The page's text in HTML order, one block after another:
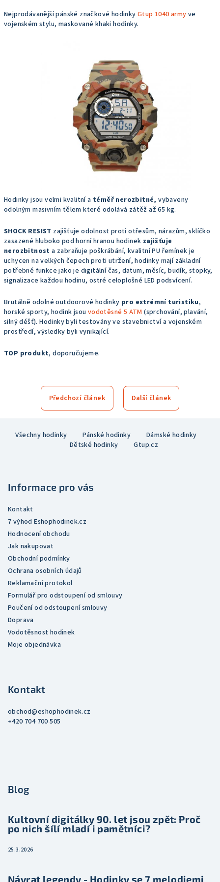
Nejprodávanější pánské značkové hodinky Gtup 1040 army ve
vojenském stylu, maskované khaki hodinky.
Hodinky jsou velmi kvalitní a téměř nerozbitné, vybaveny
odolným masivním tělem které odolává zátěž až 65 kg.
SHOCK RESIST zajišťuje odolnost proti otřesům, nárazům, sklíčko
zasazené hluboko pod horní hranou hodinek zajišťuje
nerozbitnost a zabraňuje poškrábání, kvalitní PU řemínek je
uchycen na velkých čepech proti utržení, hodinky mají základní
potřebné funkce jako je digitální čas, datum, měsíc, budík, stopky,
signalizace každou hodinu, ostré celoplošné LED podsvícení.
Brutálně odolné outdoorové hodinky pro extrémní turistiku,
horské sporty, hodink jsou vodotěsné 5 ATM (sprchování, plavání,
silný déšť). Hodinky byli testovány ve stavebnictví a vojenském
prostředí, výsledky byli vynikající.
TOP produkt, doporučujeme.
Předchozí článek Další článek
Všechny hodinky Pánské hodinky
Dámské hodinky
Dětské hodinky
Gtup.cz
Informace pro vás
Kontakt
7 výhod Eshophodinek.cz
Hodnocení obchodu
Jak nakupovat
Obchodní podmínky
Ochrana osobních údajů
Reklamační protokol
Formulář pro odstoupení od smlouvy
Poučení od odstoupení smlouvy
Doprava
Vodotěsnost hodinek
Moje objednávka
Kontakt
obchod@eshophodinek.cz
+420 704 700 505
Blog
Kultovní digitálky 90. let jsou zpět: Proč
po nich šílí mladí i pamětníci?
25.3.2026
Návrat legendy - Hodinky se 7 melodiemi